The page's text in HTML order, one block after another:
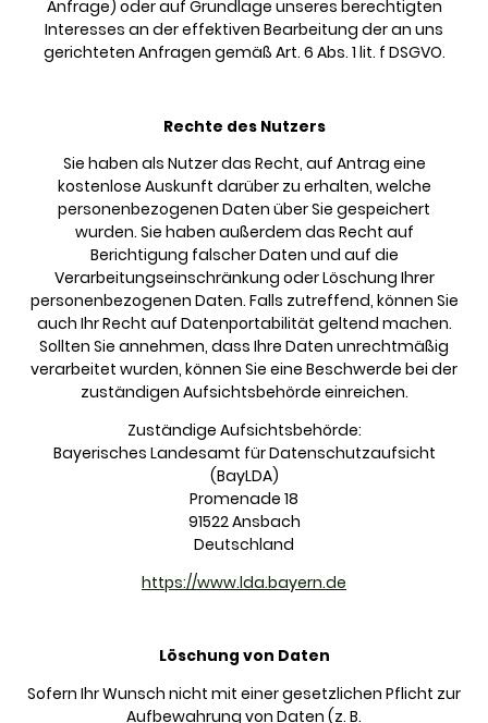
Anfrage) oder auf Grundlage unseres berechtigten
Interesses an der effektiven Bearbeitung der an uns
gerichteten Anfragen gemäß Art. 6 Abs. 1 lit. f DSGVO.
Rechte des Nutzers
Sie haben als Nutzer das Recht, auf Antrag eine
kostenlose Auskunft darüber zu erhalten, welche
personenbezogenen Daten über Sie gespeichert
wurden. Sie haben außerdem das Recht auf
Berichtigung falscher Daten und auf die
Verarbeitungseinschränkung oder Löschung Ihrer
personenbezogenen Daten. Falls zutreffend, können Sie
auch Ihr Recht auf Datenportabilität geltend machen.
Sollten Sie annehmen, dass Ihre Daten unrechtmäßig
verarbeitet wurden, können Sie eine Beschwerde bei der
zuständigen Aufsichtsbehörde einreichen.
Zuständige Aufsichtsbehörde:
Bayerisches Landesamt für Datenschutzaufsicht
(BayLDA)
Promenade 18
91522 Ansbach
Deutschland
https://www.lda.bayern.de
Löschung von Daten
Sofern Ihr Wunsch nicht mit einer gesetzlichen Pflicht zur
Aufbewahrung von Daten (z. B.